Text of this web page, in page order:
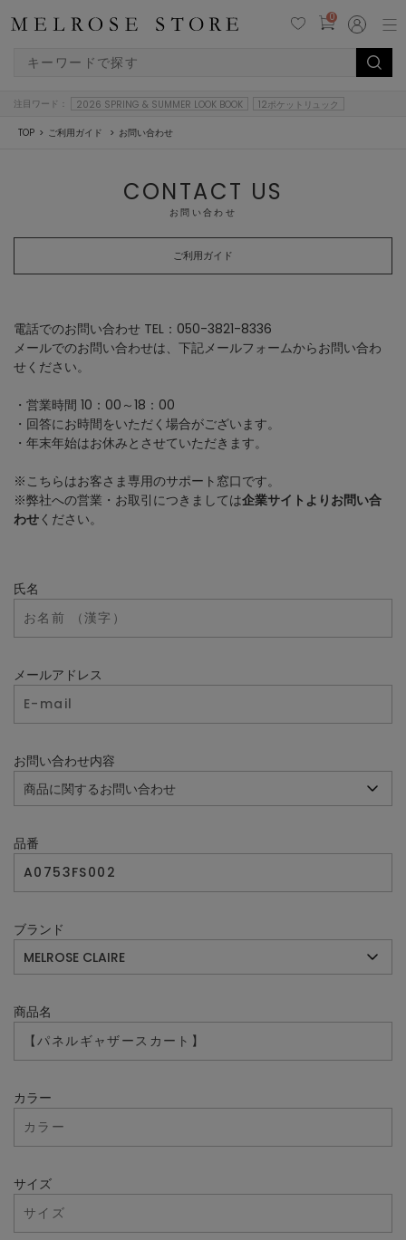
0
注目ワード： 2026 SPRING & SUMMER LOOK BOOK 12ポケットリュック
TOP ご利用ガイド お問い合わせ
CONTACT US
お問い合わせ
ご利用ガイド
電話でのお問い合わせ TEL：050-3821-8336
メールでのお問い合わせは、下記メールフォームからお問い合わ
せください。
・営業時間 10：00～18：00
・回答にお時間をいただく場合がございます。
・年末年始はお休みとさせていただきます。
※こちらはお客さま専用のサポート窓口です。
※弊社への営業・お取引につきましては企業サイトよりお問い合
わせください。
氏名
メールアドレス
お問い合わせ内容
品番
ブランド
商品名
カラー
サイズ